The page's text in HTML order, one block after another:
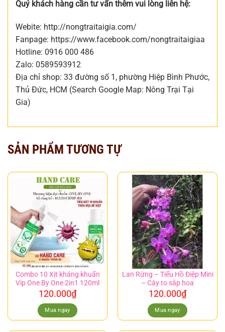
Quý khách hàng cần tư vấn thêm vui lòng liên hệ:
Webite: http://nongtraitaigia.com/
Fanpage: https://www.facebook.com/nongtraitaigiaa
Hotline: 0916 000 486
Zalo: 0589593912
Địa chỉ shop: 33 đường số 1, phường Hiệp Bình Phước,
Thủ Đức, HCM (Search Google Map: Nông Trại Tại
Gia)
SẢN PHẨM TƯƠNG TỰ
Combo 10 Xịt kháng khuẩn
Vip One By One 2in1 120ml
120.000₫
Mua ngay
Lan Rừng – Tiểu Hồ Điệp Mini
– Cây to sắp hoa
120.000₫
Mua ngay